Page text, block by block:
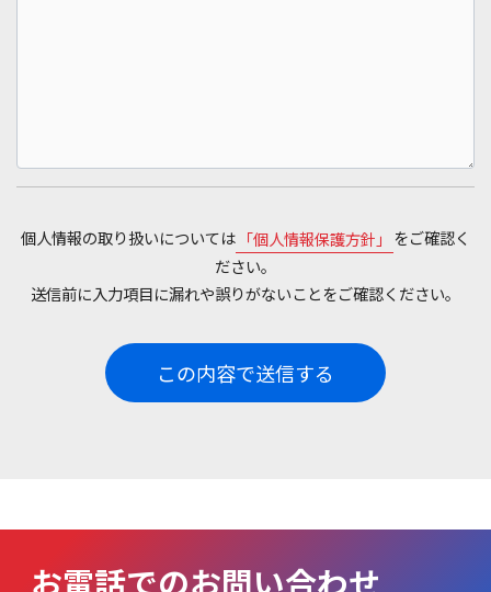
個人情報の取り扱いについては 「個人情報保護方針」
をご確認く
ださい。
送信前に入力項目に漏れや誤りがないことをご確認ください。
お電話でのお問い合わせ